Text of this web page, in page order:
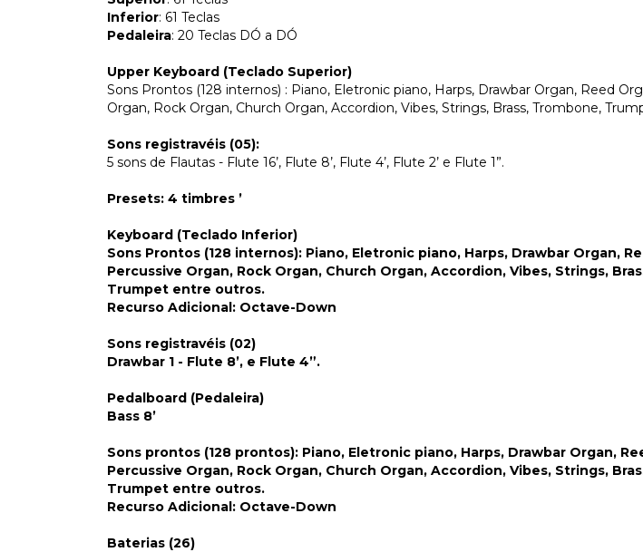
Inferior: 61 Teclas
Pedaleira: 20 Teclas DÓ a DÓ
Upper Keyboard (Teclado Superior)
Sons Prontos (128 internos) : Piano, Eletronic piano, Harps, Drawbar Organ, Reed
Organ, Rock Organ, Church Organ, Accordion, Vibes, Strings, Brass, Trombone,
Sons registravéis (05):
5 sons de Flautas - Flute 16’, Flute 8’, Flute 4’, Flute 2’ e Flute 1”.
Presets: 4 timbres ’
Keyboard (Teclado Inferior)
Sons Prontos (128 internos): Piano, Eletronic piano, Harps, Drawbar Organ,
Percussive Organ, Rock Organ, Church Organ, Accordion, Vibes, Strings,
Trumpet entre outros.
Recurso Adicional: Octave-Down
Sons registravéis (02)
Drawbar 1 - Flute 8’, e Flute 4”.
Pedalboard (Pedaleira)
Bass 8’
Sons prontos (128 prontos): Piano, Eletronic piano, Harps, Drawbar Organ,
Percussive Organ, Rock Organ, Church Organ, Accordion, Vibes, Strings,
Trumpet entre outros.
Recurso Adicional: Octave-Down
Baterias (26)